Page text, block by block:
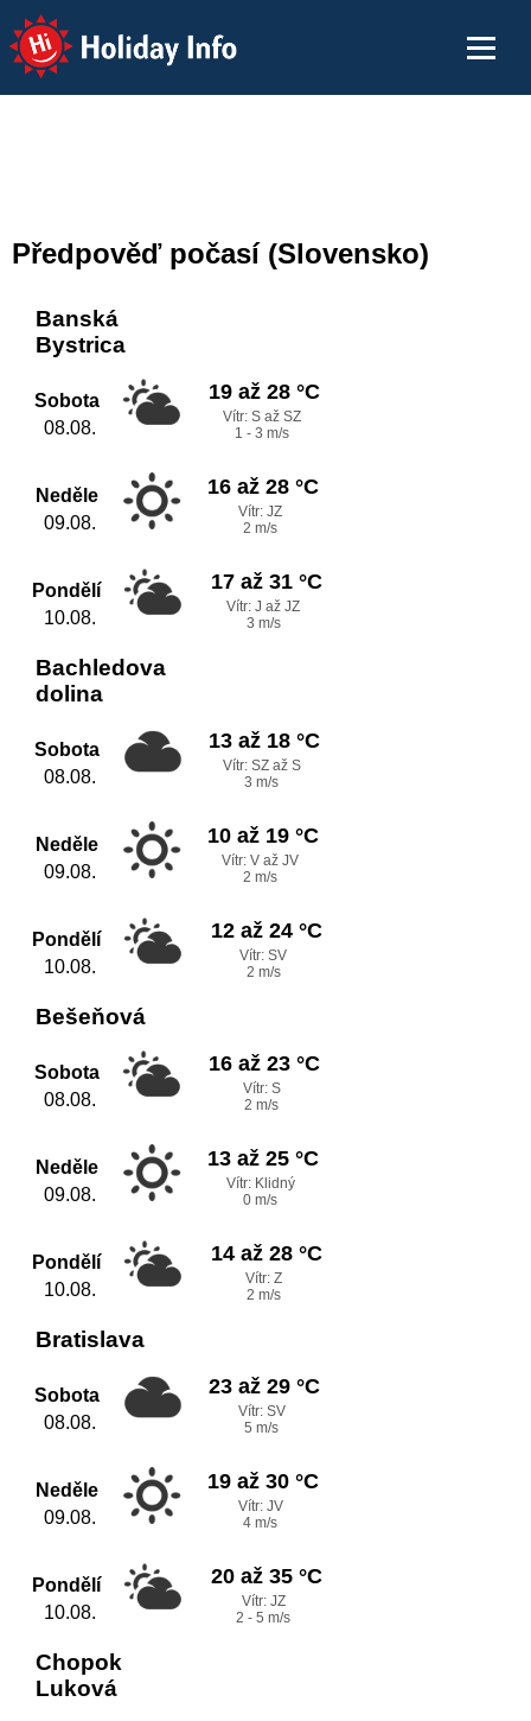
Holiday Info
Předpověď počasí (Slovensko)
Banská
Bystrica
Sobota
08.08.
19 až 28 °C
Vítr: S až SZ
1 - 3 m/s
Neděle
09.08.
16 až 28 °C
Vítr: JZ
2 m/s
Pondělí
10.08.
17 až 31 °C
Vítr: J až JZ
3 m/s
Bachledova
dolina
Sobota
08.08.
13 až 18 °C
Vítr: SZ až S
3 m/s
Neděle
09.08.
10 až 19 °C
Vítr: V až JV
2 m/s
Pondělí
10.08.
12 až 24 °C
Vítr: SV
2 m/s
Bešeňová
Sobota
08.08.
16 až 23 °C
Vítr: S
2 m/s
Neděle
09.08.
13 až 25 °C
Vítr: Klidný
0 m/s
Pondělí
10.08.
14 až 28 °C
Vítr: Z
2 m/s
Bratislava
Sobota
08.08.
23 až 29 °C
Vítr: SV
5 m/s
Neděle
09.08.
19 až 30 °C
Vítr: JV
4 m/s
Pondělí
10.08.
20 až 35 °C
Vítr: JZ
2 - 5 m/s
Chopok
Luková